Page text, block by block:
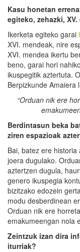
Kasu honetan
egiteko, zehazki,
Ikerketa egiteko garai
XVI. mendeak, nire
XVI. mendea ikertu
beno, garai hori
ikuspegitik aztertuta.
Berpizkunde Amaiera
“Orduan nik ere
Berdintasun beka
ziren espazioak
Bai, batez ere
joera dugulako.
aztertzen dugula,
genero ikuspegia
bizitzako edozein
modu desberdinean
Orduan nik ere
emakumeengan nola
Zeintzuk izan dira
iturriak?